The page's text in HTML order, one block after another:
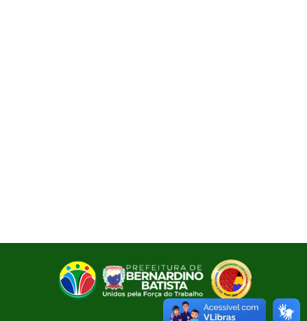
Lei Aldir Blanc
Edital Artistas Batistenses Lei Aldir
Blanc 14.017/2020